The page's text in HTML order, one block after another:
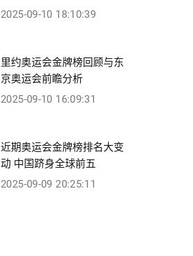
2025-09-10 18:10:39
里约奥运会金牌榜回顾与东
京奥运会前瞻分析
2025-09-10 16:09:31
近期奥运会金牌榜排名大变
动 中国跻身全球前五
2025-09-09 20:25:11